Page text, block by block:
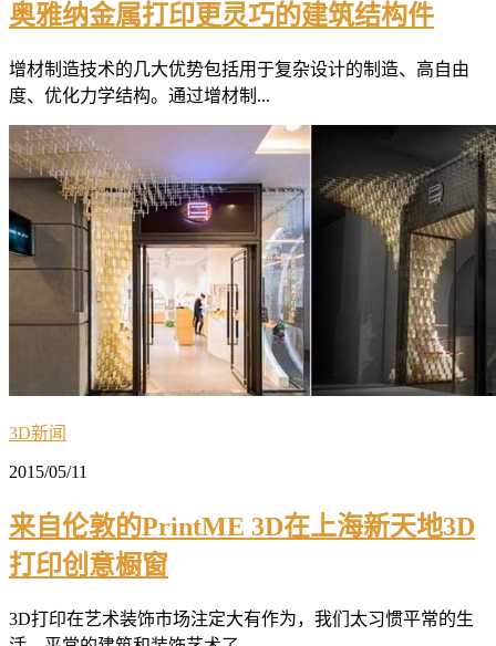
奥雅纳金属打印更灵巧的建筑结构件
增材制造技术的几大优势包括用于复杂设计的制造、高自由
度、优化力学结构。通过增材制...
3D新闻
2015/05/11
来自伦敦的PrintME 3D在上海新天地3D
打印创意橱窗
3D打印在艺术装饰市场注定大有作为，我们太习惯平常的生